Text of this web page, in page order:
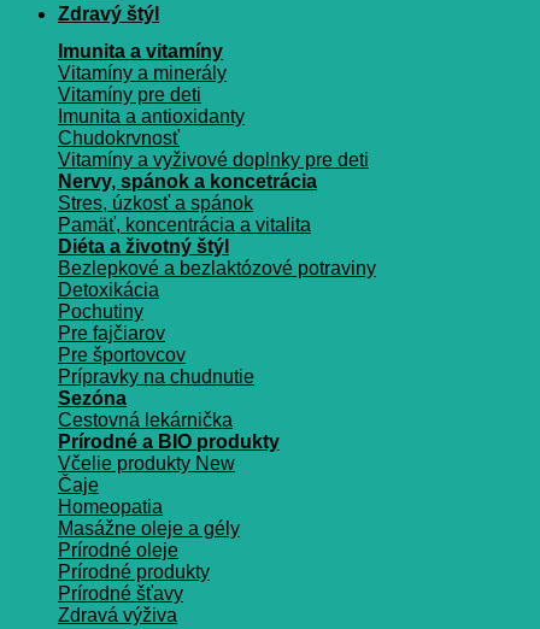
Zdravý štýl
Imunita a vitamíny
Vitamíny a minerály
Vitamíny pre deti
Imunita a antioxidanty
Chudokrvnosť
Vitamíny a vyživové doplnky pre deti
Nervy, spánok a koncetrácia
Stres, úzkosť a spánok
Pamäť, koncentrácia a vitalita
Diéta a životný štýl
Bezlepkové a bezlaktózové potraviny
Detoxikácia
Pochutiny
Pre fajčiarov
Pre športovcov
Prípravky na chudnutie
Sezóna
Cestovná lekárnička
Prírodné a BIO produkty
Včelie produkty
Čaje
Homeopatia
Masážne oleje a gély
Prírodné oleje
Prírodné produkty
Prírodné šťavy
Zdravá výživa